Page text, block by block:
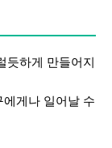
듯하게 만들어지
게나 일어날 수